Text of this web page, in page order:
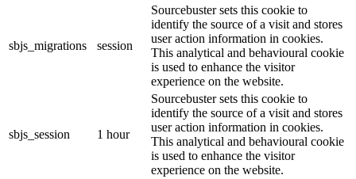
sbjs_migrations session
Sourcebuster sets this cookie to
identify the source of a visit and stores
user action information in cookies.
This analytical and behavioural cookie
is used to enhance the visitor
experience on the website.
sbjs_session 1 hour
Sourcebuster sets this cookie to
identify the source of a visit and stores
user action information in cookies.
This analytical and behavioural cookie
is used to enhance the visitor
experience on the website.